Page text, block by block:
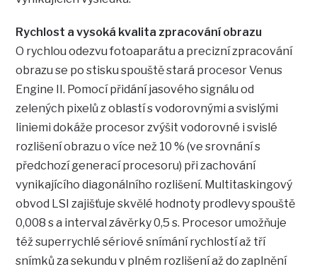
Rychlost a vysoká kvalita zpracování obrazu
O rychlou odezvu fotoaparátu a precizní zpracování
obrazu se po stisku spouště stará procesor Venus
Engine II. Pomocí přidání jasového signálu od
zelených pixelů z oblastí s vodorovnými a svislými
liniemi dokáže procesor zvýšit vodorovné i svislé
rozlišení obrazu o více než 10 % (ve srovnání s
předchozí generací procesoru) při zachování
vynikajícího diagonálního rozlišení. Multitaskingový
obvod LSI zajišťuje skvělé hodnoty prodlevy spouště
0,008 s a interval závěrky 0,5 s. Procesor umožňuje
též superrychlé sériové snímání rychlostí až tří
snímků za sekundu v plném rozlišení až do zaplnění